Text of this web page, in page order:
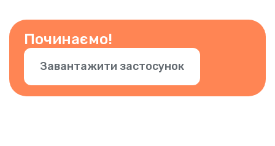
Починаємо!
Завантажити застосунок